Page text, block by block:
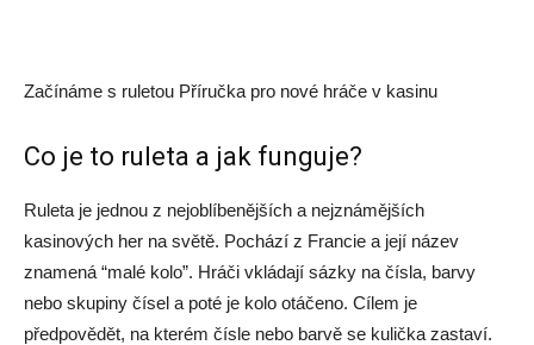
Začínáme s ruletou Příručka pro nové hráče v kasinu
Co je to ruleta a jak funguje?
Ruleta je jednou z nejoblíbenějších a nejznámějších
kasinových her na světě. Pochází z Francie a její název
znamená “malé kolo”. Hráči vkládají sázky na čísla, barvy
nebo skupiny čísel a poté je kolo otáčeno. Cílem je
předpovědět, na kterém čísle nebo barvě se kulička zastaví.